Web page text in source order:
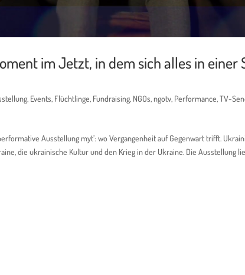
im Jetzt, in dem sich alles in einer
, Events, Flüchtlinge, Fundraising, NGOs,ngotv, Performance,TV-
Ausstellung myt’: wo Vergangenheit auf Gegenwart trifft.
die ukrainische Kultur und den Krieg in der Ukraine. Die Ausstellung